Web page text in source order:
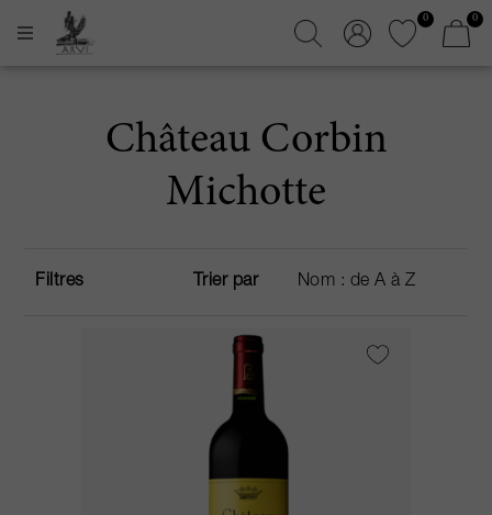
0 0
Château Corbin
Michotte
Filtres Trier par